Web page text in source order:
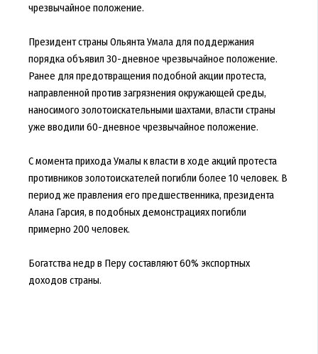
чрезвычайное положение.
Президент страны Ольянта Умала для поддержания
порядка объявил 30-дневное чрезвычайное положение.
Ранее для предотвращения подобной акции протеста,
направленной против загрязнения окружающей среды,
наносимого золотоискательными шахтами, власти страны
уже вводили 60-дневное чрезвычайное положение.
С момента прихода Умалы к власти в ходе акций протеста
противников золотоискателей погибли более 10 человек. В
период же правления его предшественника, президента
Алана Гарсия, в подобных демонстрациях погибли
примерно 200 человек.
Богатства недр в Перу составляют 60% экспортных
доходов страны.